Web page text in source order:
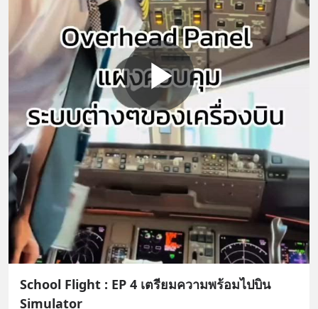
School Flight : EP 4 เตรียมความพร้อมไปบิน
Simulator